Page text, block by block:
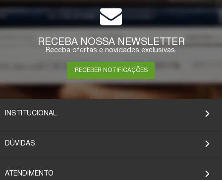
RECEBA NOSSA NEWSLETTER
Receba ofertas e novidades exclusivas.
RECEBER NOTIFICAÇÕES
INSTITUCIONAL
DÚVIDAS
ATENDIMENTO